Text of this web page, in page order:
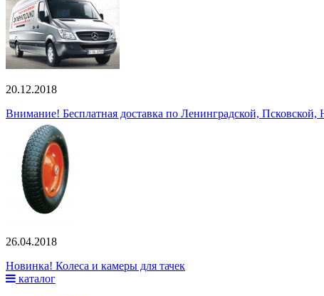
20.12.2018
Внимание! Бесплатная доставка по Ленинградской,
26.04.2018
Новинка! Колеса и камеры для тачек
каталог